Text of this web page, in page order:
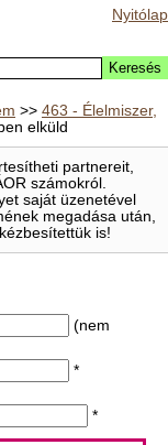
Nyitólap
>> 463 - Élelmiszer,
elküld
partnereit,
számokról.
saját üzenetével
megadása után,
is!
(nem
*
*